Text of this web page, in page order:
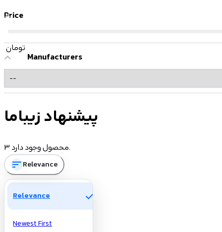
Price
تومان
Manufacturers
پیشنهاد زیباما
3 محصول وجود دارد.
sortRelevance
Relevance check
Newest First